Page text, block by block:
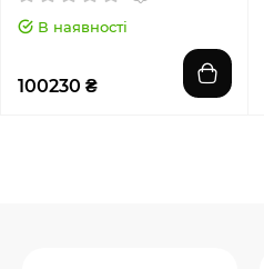
В наявності
100230 ₴